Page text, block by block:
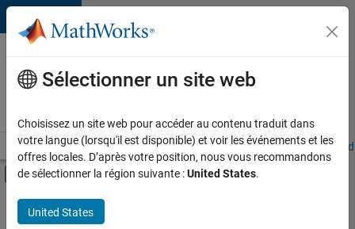
Passer au contenu
Votre
carrière
chez
Accueil Explorer nos opportunités Adresses de nos bureaux
Activer/désactiver l'affichage du menu
Contenu principal
FILTRER PAR
Programme destiné aux nouvelles carrières (EDG)
Sélectionner un site web
Choisissez un site web pour accéder au contenu traduit dans
votre langue (lorsqu'il est disponible) et voir les événements et les
offres locales. D’après votre position, nous vous recommandons
de sélectionner la région suivante :United States.
United States